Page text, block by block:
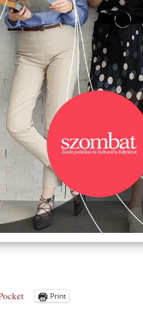
Print